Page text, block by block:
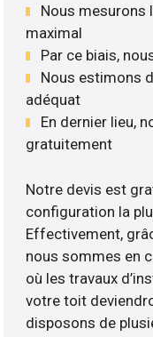
Nous mesurons
maximal
Par ce biais,
Nous estimons
adéquat
En dernier lieu,
gratuitement
Notre devis est
configuration la
Effectivement,
nous sommes en
où les travaux
votre toit
disposons de